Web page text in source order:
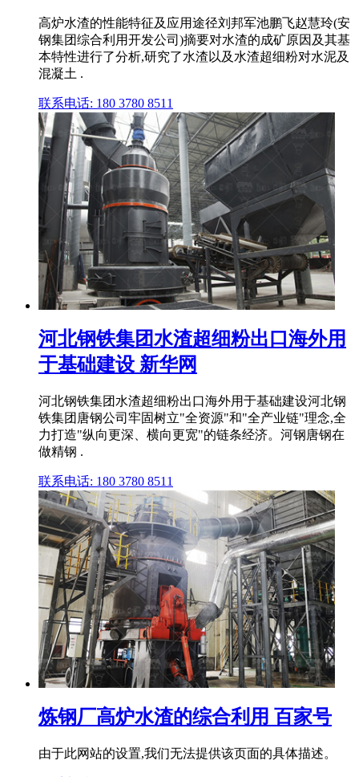
高炉水渣的性能特征及应用途径刘邦军池鹏飞赵慧玲(安
钢集团综合利用开发公司)摘要对水渣的成矿原因及其基
本特性进行了分析,研究了水渣以及水渣超细粉对水泥及
混凝土 .
联系电话: 180 3780 8511
河北钢铁集团水渣超细粉出口海外用
于基础建设 新华网
河北钢铁集团水渣超细粉出口海外用于基础建设河北钢
铁集团唐钢公司牢固树立"全资源"和"全产业链"理念,全
力打造"纵向更深、横向更宽"的链条经济。河钢唐钢在
做精钢 .
联系电话: 180 3780 8511
炼钢厂高炉水渣的综合利用 百家号
由于此网站的设置,我们无法提供该页面的具体描述。